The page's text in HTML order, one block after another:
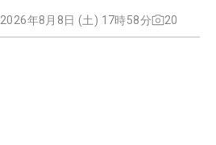
2026年8月8日 (土) 17時58分 20